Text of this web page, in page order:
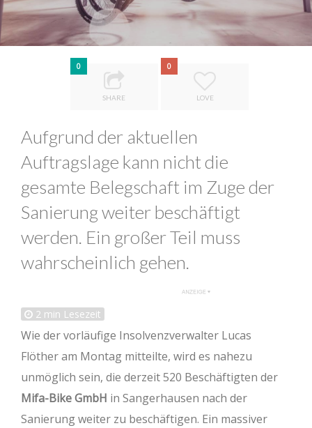
0
SHARE
0
LOVE
Aufgrund der aktuellen
Auftragslage kann nicht die
gesamte Belegschaft im Zuge der
Sanierung weiter beschäftigt
werden. Ein großer Teil muss
wahrscheinlich gehen.
2 min Lesezeit
Wie der vorläufige Insolvenzverwalter Lucas
Flöther am Montag mitteilte, wird es nahezu
unmöglich sein, die derzeit 520 Beschäftigten der
Mifa-Bike GmbH in Sangerhausen nach der
Sanierung weiter zu beschäftigen. Ein massiver